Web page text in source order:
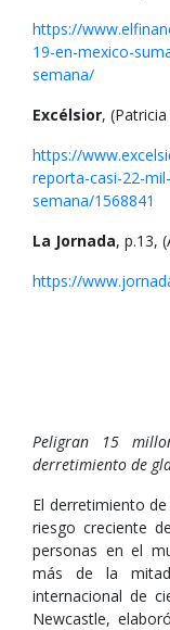
https://
19-en-mexico-
semana/
Excélsior,
https://
reporta-casi-22-
semana/1568841
La Jornada, p.13,
https://
Peligran 15
derretimiento de
El derretimiento
riesgo creciente
personas en el
más de la
internacional de
Newcastle,